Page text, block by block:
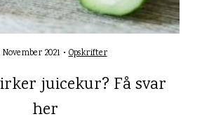
November 2021 •Opskrifter
juicekur? Få svar
her